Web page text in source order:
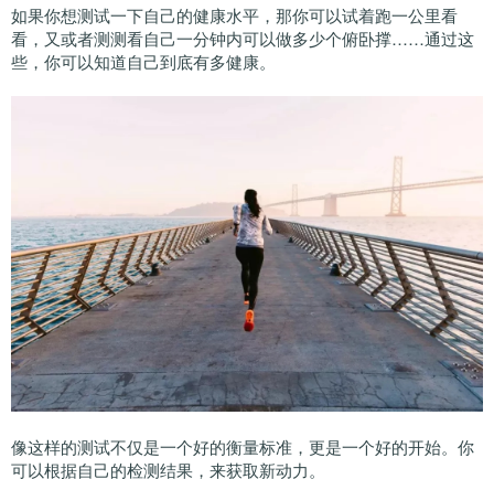
如果你想测试一下自己的健康水平，那你可以试着跑一公里看
看，又或者测测看自己一分钟内可以做多少个俯卧撑……通过这
些，你可以知道自己到底有多健康。
像这样的测试不仅是一个好的衡量标准，更是一个好的开始。你
可以根据自己的检测结果，来获取新动力。